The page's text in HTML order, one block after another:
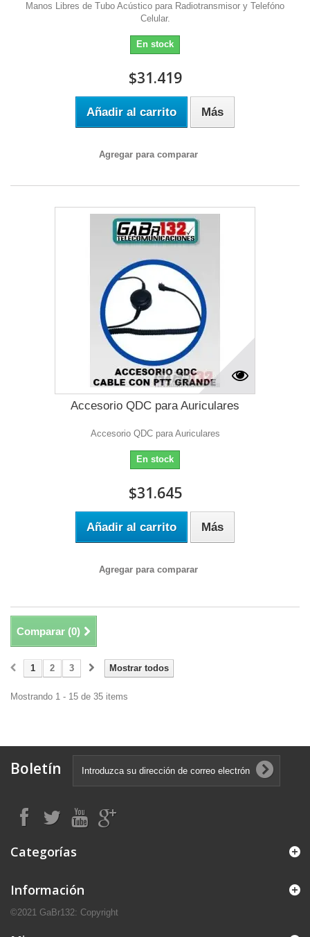
Manos Libres de Tubo Acústico para Radiotransmisor y Telefóno
Celular.
En stock
$31.419
Añadir al carrito Más
Agregar para comparar
Accesorio QDC para Auriculares
Accesorio QDC para Auriculares
En stock
$31.645
Añadir al carrito Más
Agregar para comparar
Comparar (0)
Mostrar todos
1 2 3
Mostrando 1 - 15 de 35 items
Boletín
Categorías
Información
©2021 GaBr132: Copyright